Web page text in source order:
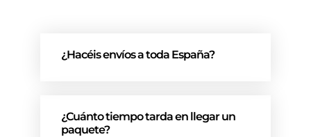
¿Hacéis envíos a toda España?
¿Cuánto tiempo tarda en llegar un
paquete?